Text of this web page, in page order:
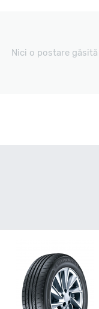
Nici o postare găsită